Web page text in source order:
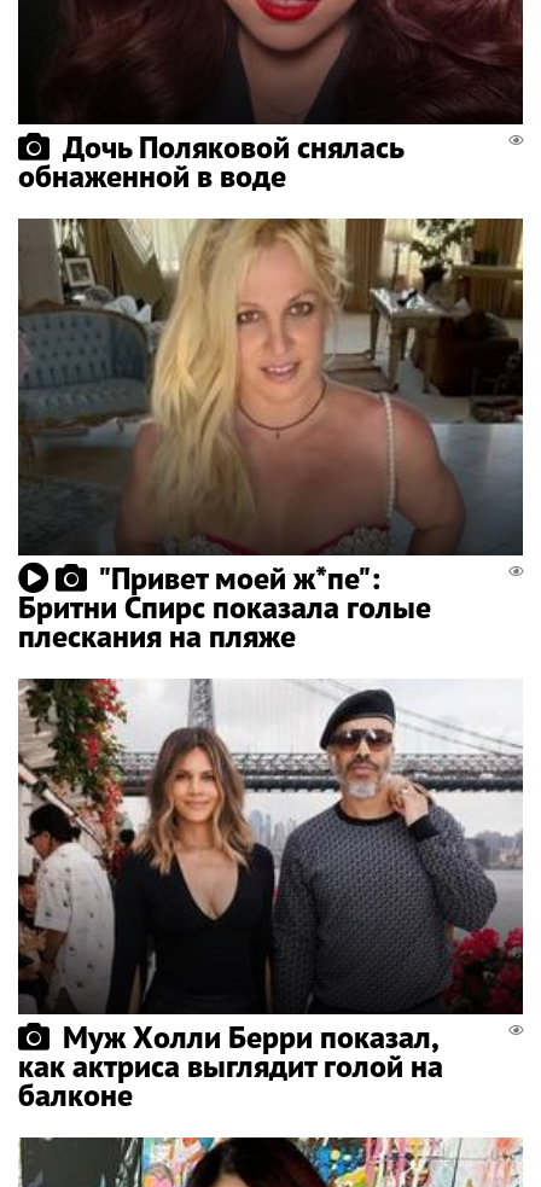
Дочь Поляковой снялась
обнаженной в воде
"Привет моей ж*пе":
Бритни Спирс показала голые
плескания на пляже
Муж Холли Берри показал,
как актриса выглядит голой на
балконе